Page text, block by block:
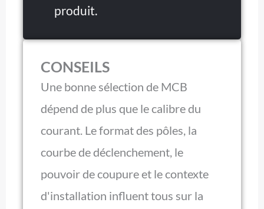
produit.
CONSEILS
Une bonne sélection de MCB
dépend de plus que le calibre du
courant. Le format des pôles, la
courbe de déclenchement, le
pouvoir de coupure et le contexte
d'installation influent tous sur la